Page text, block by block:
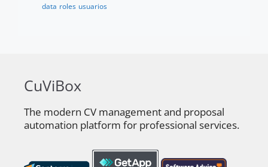
data roles usuarios
CuViBox
The modern CV management and proposal
automation platform for professional services.